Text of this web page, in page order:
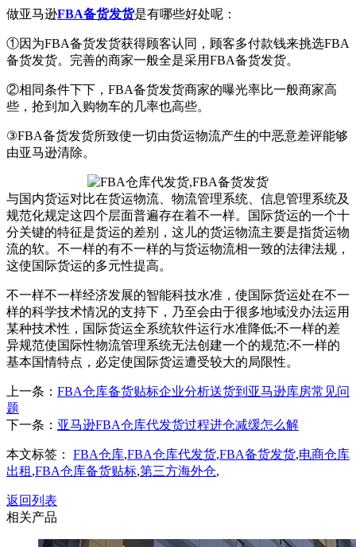
做亚马逊FBA备货发货是有哪些好处呢：
①因为FBA备货发货获得顾客认同，顾客多付款钱来挑选FBA
备货发货。完善的商家一般全是采用FBA备货发货。
②相同条件下下，FBA备货发货商家的曝光率比一般商家高
些，抢到加入购物车的几率也高些。
③FBA备货发货所致使一切由货运物流产生的中恶意差评能够
由亚马逊清除。
与国内货运对比在货运物流、物流管理系统、信息管理系统及
规范化规定这四个层面普遍存在着不一样。国际货运的一个十
分关键的特征是货运的差别，这儿的货运物流主要是指货运物
流的软。不一样的有不一样的与货运物流相一致的法律法规，
这使国际货运的多元性提高。
不一样不一样经济发展的智能科技水准，使国际货运处在不一
样的科学技术情况的支持下，乃至会由于很多地域没办法运用
某种技术性，国际货运全系统软件运行水准降低;不一样的差
异规范使国际性物流管理系统无法创建一个的规范;不一样的
基本国情特点，必定使国际货运遭受较大的局限性。
上一条： FBA仓库备货贴标企业分析送货到亚马逊库房常见问
题
下一条： 亚马逊FBA仓库代发货过程进仓减缓怎么解
本文标签： FBA仓库,FBA仓库代发货,FBA备货发货,电商仓库
出租 ,FBA仓库备货贴标,第三方海外仓,
返回列表
相关产品